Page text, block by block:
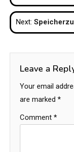
Next:
Leave a
Your email
are marked *
Comment *